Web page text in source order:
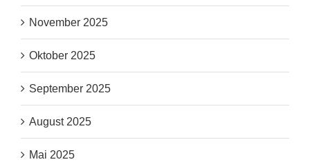
November 2025
Oktober 2025
September 2025
August 2025
Mai 2025